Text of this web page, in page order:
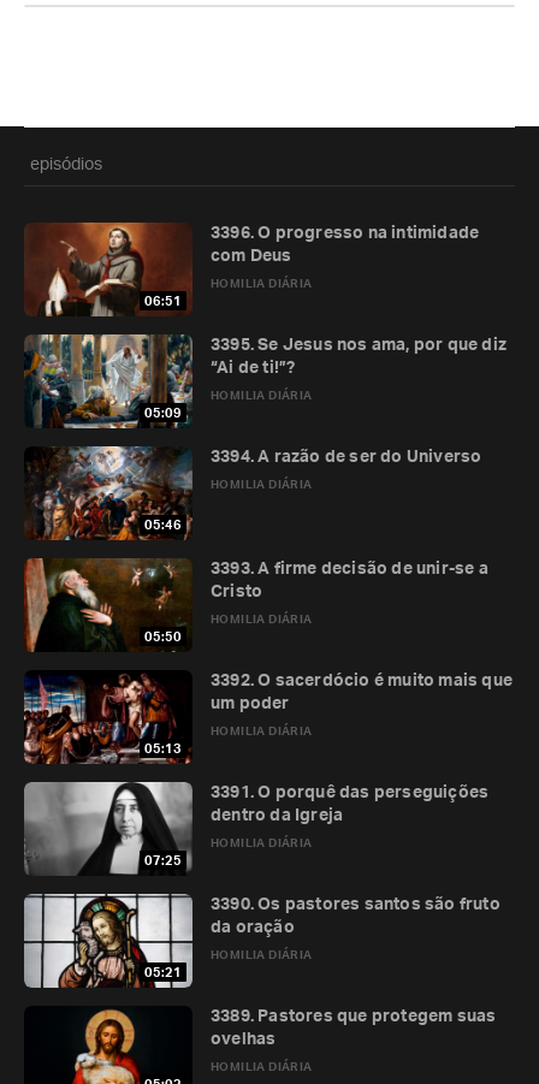
episódios
06:51
HOMILIA DIÁRIA
3396. O progresso na intimidade
com Deus
05:09
HOMILIA DIÁRIA
3395. Se Jesus nos ama, por que diz
“Ai de ti!”?
05:46
HOMILIA DIÁRIA
3394. A razão de ser do Universo
05:50
HOMILIA DIÁRIA
3393. A firme decisão de unir-se a
Cristo
05:13
HOMILIA DIÁRIA
3392. O sacerdócio é muito mais que
um poder
07:25
HOMILIA DIÁRIA
3391. O porquê das perseguições
dentro da Igreja
05:21
HOMILIA DIÁRIA
3390. Os pastores santos são fruto
da oração
HOMILIA DIÁRIA
3389. Pastores que protegem suas
ovelhas